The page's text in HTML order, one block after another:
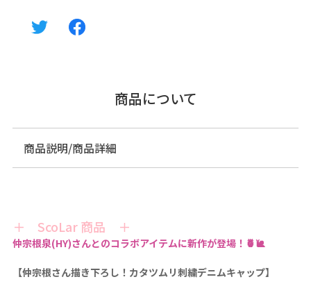
商品について
商品説明/商品詳細
＋ ScoLar 商品 ＋
仲宗根泉(HY)さんとのコラボアイテムに新作が登場！🍍🐌
【仲宗根さん描き下ろし！カタツムリ刺繍デニムキャップ】